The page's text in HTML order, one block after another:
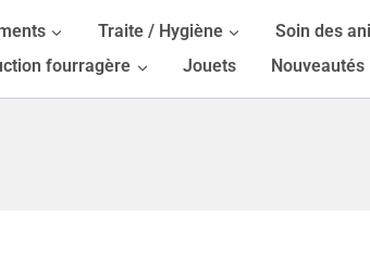
Traite / Hygiène Soin des
fourragère Jouets Nouveautés